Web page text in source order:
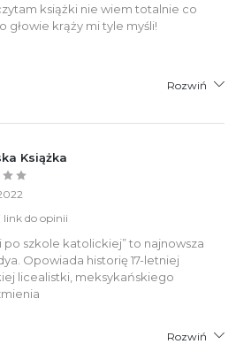
książki nie wiem totalnie co
głowie krąży mi tyle myśli!
Rozwiń
Książka
link do opinii
po szkole katolickiej” to najnowsza
Opowiada historię 17-letniej
licealistki, meksykańskiego
Rozwiń